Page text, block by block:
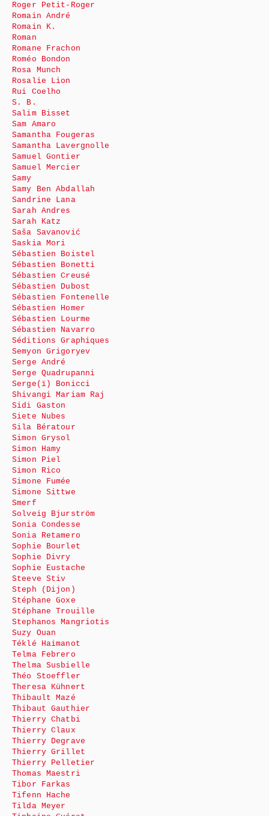
Roger Petit-Roger
Romain André
Romain K.
Roman
Romane Frachon
Roméo Bondon
Rosa Munch
Rosalie Lion
Rui Coelho
S. B.
Salim Bisset
Sam Amaro
Samantha Fougeras
Samantha Lavergnolle
Samuel Gontier
Samuel Mercier
Samy
Samy Ben Abdallah
Sandrine Lana
Sarah Andres
Sarah Katz
Saša Savanović
Saskia Mori
Sébastien Boistel
Sébastien Bonetti
Sébastien Creusé
Sébastien Dubost
Sébastien Fontenelle
Sébastien Homer
Sébastien Lourme
Sébastien Navarro
Séditions Graphiques
Semyon Grigoryev
Serge André
Serge Quadrupanni
Serge(ï) Bonicci
Shivangi Mariam Raj
Sidi Gaston
Siete Nubes
Sila Bératour
Simon Grysol
Simon Hamy
Simon Piel
Simon Rico
Simone Fumée
Simone Sittwe
Smerf
Solveig Bjurström
Sonia Condesse
Sonia Retamero
Sophie Bourlet
Sophie Divry
Sophie Eustache
Steeve Stiv
Steph (Dijon)
Stéphane Goxe
Stéphane Trouille
Stephanos Mangriotis
Suzy Ouan
Téklé Haimanot
Telma Febrero
Thelma Susbielle
Théo Stoeffler
Theresa Kühnert
Thibault Mazé
Thibaut Gauthier
Thierry Chatbi
Thierry Claux
Thierry Degrave
Thierry Grillet
Thierry Pelletier
Thomas Maestri
Tibor Farkas
Tifenn Hache
Tilda Meyer